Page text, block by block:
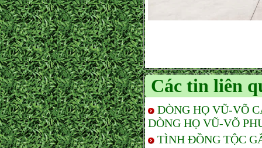
Các tin liên
DÒNG HỌ VŨ-VÕ
DÒNG HỌ VŨ-VÕ
TÌNH ĐỒNG TỘC